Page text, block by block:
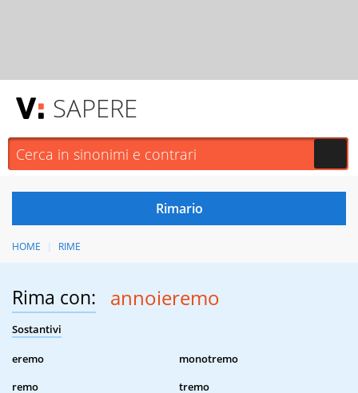
SAPERE
HOME RIME
Rima con: annoieremo
Sostantivi
eremo
monotremo
remo
tremo